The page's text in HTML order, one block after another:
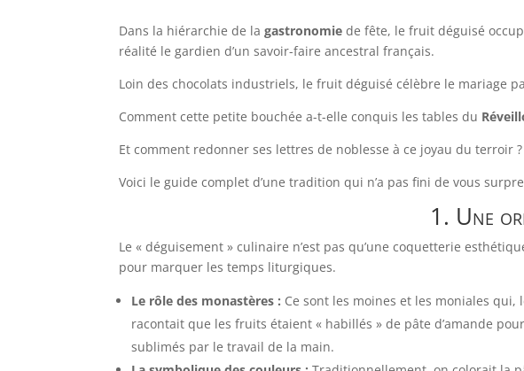
Dans la hiérarchie de lagastronomie de fête, le fruit déguisé
réalité le gardien d’un savoir-faire ancestral français.
Loin des chocolats industriels, le fruit déguisé célèbre le mariage
Comment cette petite bouchée a-t-elle conquis les tables du
Et comment redonner ses lettres de noblesse à ce joyau du terroir ?
Voici le guide complet d’une tradition qui n’a pas fini de vous
1. Une
Le « déguisement » culinaire n’est pas qu’une coquetterie
pour marquer les temps liturgiques.
Le rôle des monastères : Ce sont les moines et les moniales qui,
racontait que les fruits étaient « habillés » de pâte d’amande
sublimés par le travail de la main.